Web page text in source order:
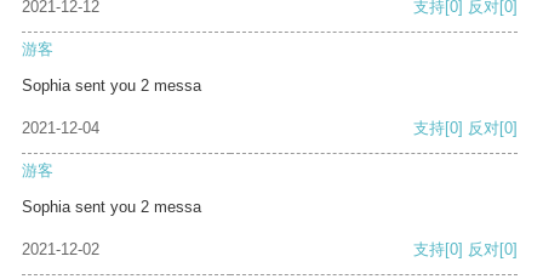
2021-12-12 支持[0] 反对[0]
游客
Sophia sent you 2 messa
2021-12-04 支持[0] 反对[0]
游客
Sophia sent you 2 messa
2021-12-02 支持[0] 反对[0]